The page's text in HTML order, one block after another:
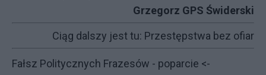
Grzegorz GPS Świderski
Ciąg dalszy jest tu: Przestępstwa bez ofiar
Fałsz Politycznych Frazesów - poparcie <-